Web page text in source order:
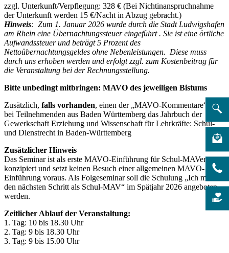
zzgl. Unterkunft/Verpflegung: 328 € (Bei Nichtinanspruchnahme
der Unterkunft werden 15 €/Nacht in Abzug gebracht.)
Hinweis: Zum 1. Januar 2026 wurde durch die Stadt Ludwigshafen
am Rhein eine Übernachtungssteuer eingeführt . Sie ist eine örtliche
Aufwandssteuer und beträgt 5 Prozent des
Nettoübernachtungsgeldes ohne Nebenleistungen. Diese muss
durch uns erhoben werden und erfolgt zzgl. zum Kostenbeitrag für
die Veranstaltung bei der Rechnungsstellung.
Bitte unbedingt mitbringen: MAVO des jeweiligen Bistums
Zusätzlich, falls vorhanden, einen der „MAVO-Kommentare“ und
bei Teilnehmenden aus Baden Württemberg das Jahrbuch der
Gewerkschaft Erziehung und Wissenschaft für Lehrkräfte: Schul-
und Dienstrecht in Baden-Württemberg
Zusätzlicher Hinweis
Das Seminar ist als erste MAVO-Einführung für Schul-MAVen
konzipiert und setzt keinen Besuch einer allgemeinen MAVO-
Einführung voraus. Als Folgeseminar soll die Schulung „Ich mache
den nächsten Schritt als Schul-MAV“ im Spätjahr 2026 angeboten
werden.
Zeitlicher Ablauf der Veranstaltung:
1. Tag: 10 bis 18.30 Uhr
2. Tag: 9 bis 18.30 Uhr
3. Tag: 9 bis 15.00 Uhr